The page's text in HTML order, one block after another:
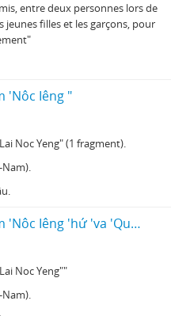
entre deux personnes lors de
filles et les garçons, pour
'Nôc Iêng "
Noc Yeng" (1 fragment).
" 'Lái 'Nôc Iêng 'hứ 'va 'Quám 'Nôc Iêng 'hứ 'va 'Quám 'Nang Chương 'Van"1
Noc Yeng""